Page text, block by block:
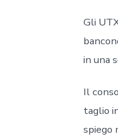
Gli
in una
Il
taglio
spiego